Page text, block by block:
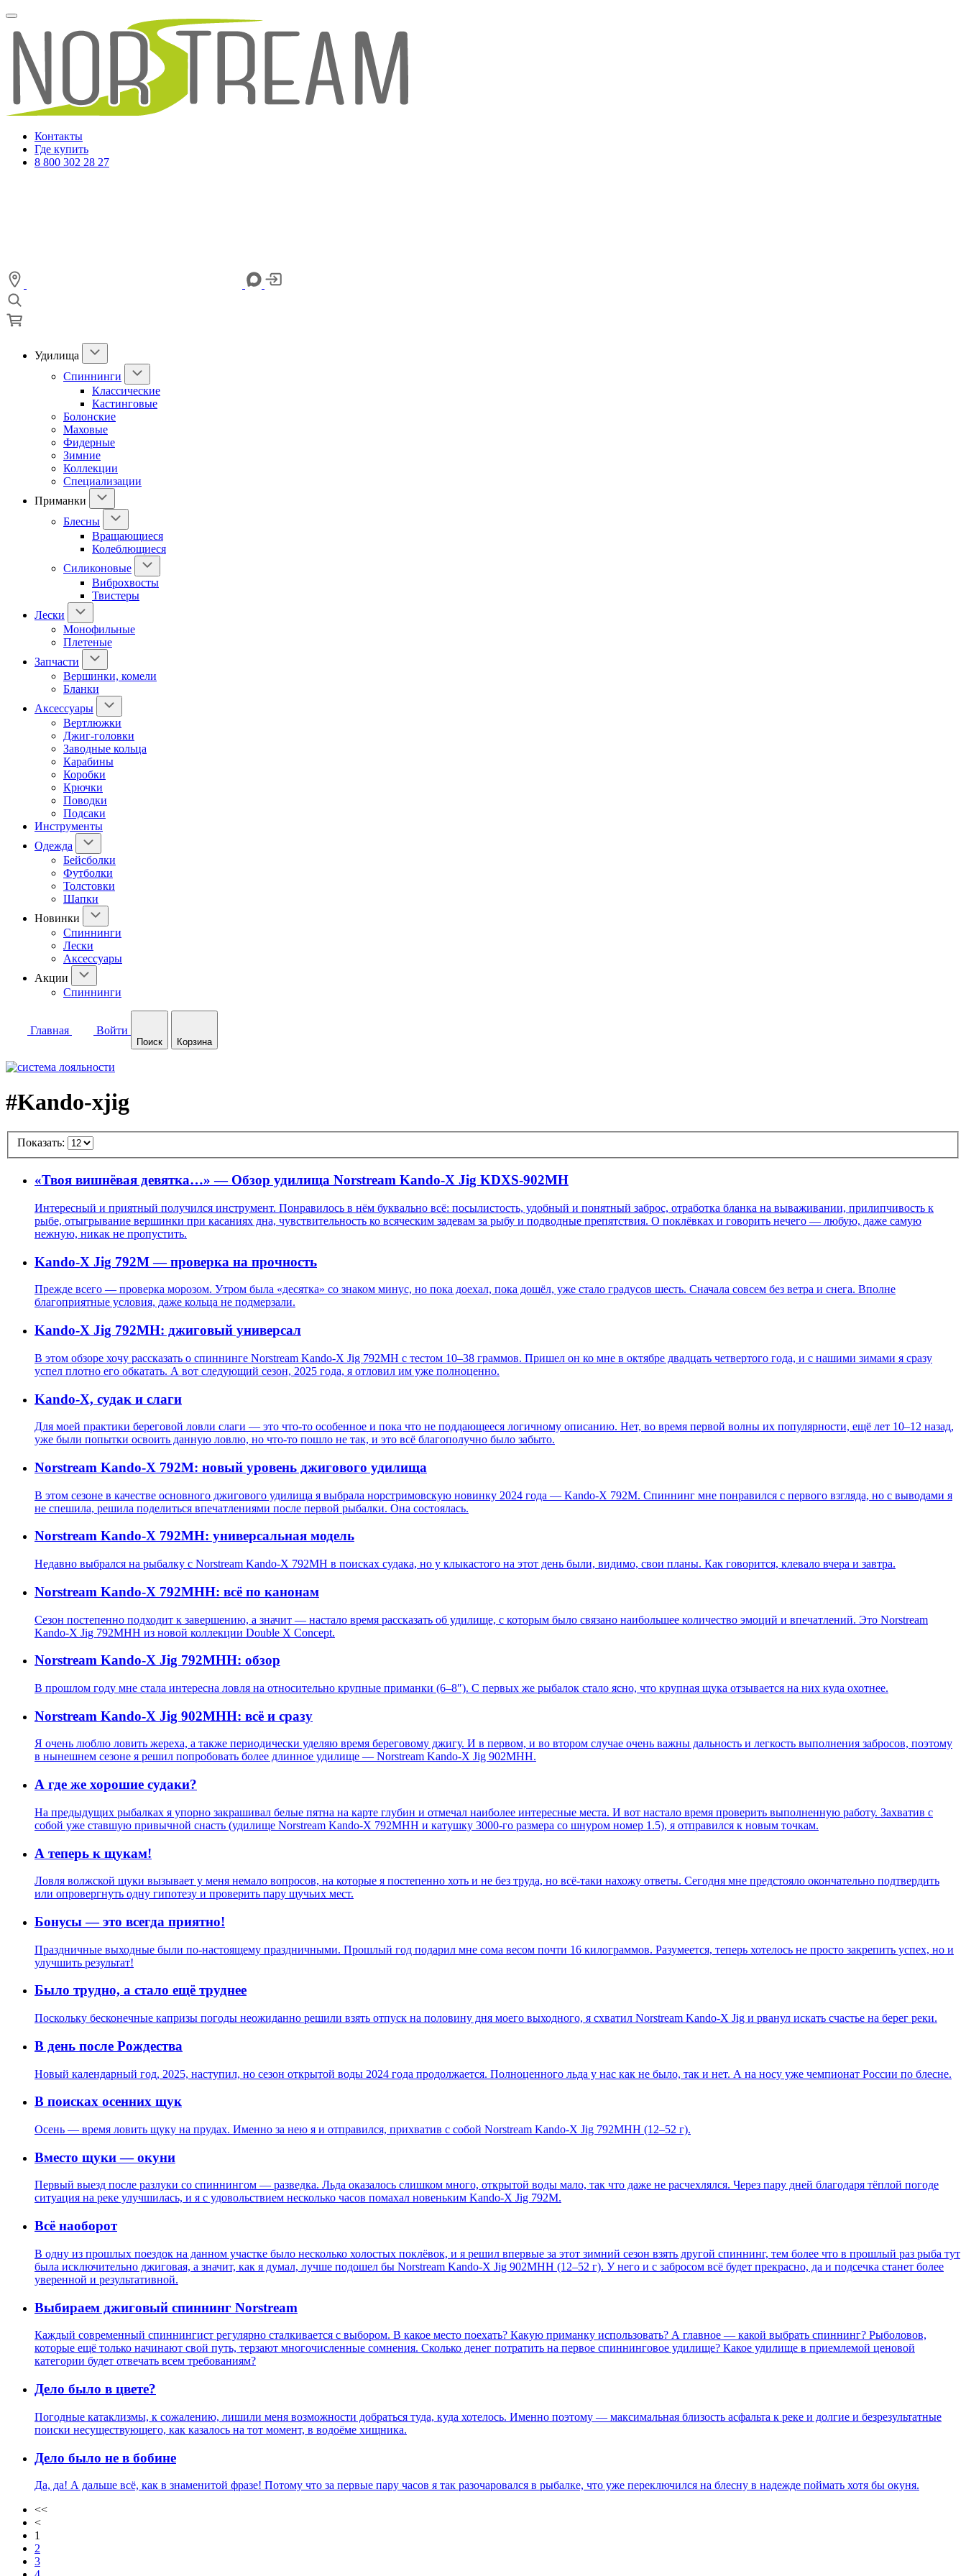
Контакты
Где купить
8 800 302 28 27
Удилища
Спиннинги
Классические
Кастинговые
Болонские
Маховые
Фидерные
Зимние
Коллекции
Специализации
Приманки
Блесны
Вращающиеся
Колеблющиеся
Силиконовые
Виброхвосты
Твистеры
Лески
Монофильные
Плетеные
Запчасти
Вершинки, комели
Бланки
Аксессуары
Вертлюжки
Джиг-головки
Заводные кольца
Карабины
Коробки
Крючки
Поводки
Подсаки
Инструменты
Одежда
Бейсболки
Футболки
Толстовки
Шапки
Новинки
Спиннинги
Лески
Аксессуары
Акции
Спиннинги
Главная Войти
Поиск Корзина
#Kando-xjig
Показать:
«Твоя вишнёвая девятка…» — Обзор удилища Norstream Kando-X Jig KDXS-902MH
Интересный и приятный получился инструмент. Понравилось в нём буквально всё: посылистость, удобный и понятный заброс, отработка бланка на вываживании, прилипчивость к
рыбе, отыгрывание вершинки при касаниях дна, чувствительность ко всяческим задевам за рыбу и подводные препятствия. О поклёвках и говорить нечего — любую, даже самую
нежную, никак не пропустить.
Kando-X Jig 792M — проверка на прочность
Прежде всего — проверка морозом. Утром была «десятка» со знаком минус, но пока доехал, пока дошёл, уже стало градусов шесть. Сначала совсем без ветра и снега. Вполне
благоприятные условия, даже кольца не подмерзали.
Kando-X Jig 792MH: джиговый универсал
В этом обзоре хочу рассказать о спиннинге Norstream Kando-X Jig 792MH с тестом 10–38 граммов. Пришел он ко мне в октябре двадцать четвертого года, и с нашими зимами я сразу
успел плотно его обкатать. А вот следующий сезон, 2025 года, я отловил им уже полноценно.
Kando-X, судак и слаги
Для моей практики береговой ловли слаги — это что-то особенное и пока что не поддающееся логичному описанию. Нет, во время первой волны их популярности, ещё лет 10–12 назад,
уже были попытки освоить данную ловлю, но что-то пошло не так, и это всё благополучно было забыто.
Norstream Kando-X 792M: новый уровень джигового удилища
В этом сезоне в качестве основного джигового удилища я выбрала норстримовскую новинку 2024 года — Kando-X 792М. Спиннинг мне понравился с первого взгляда, но с выводами я
не спешила, решила поделиться впечатлениями после первой рыбалки. Она состоялась.
Norstream Kando-X 792MH: универсальная модель
Недавно выбрался на рыбалку с Norstream Kando-X 792MH в поисках судака, но у клыкастого на этот день были, видимо, свои планы. Как говорится, клевало вчера и завтра.
Norstream Kando-X 792MHH: всё по канонам
Сезон постепенно подходит к завершению, а значит — настало время рассказать об удилище, с которым было связано наибольшее количество эмоций и впечатлений. Это Norstream
Kando-X Jig 792MHH из новой коллекции Double X Concept.
Norstream Kando-X Jig 792MHH: обзор
В прошлом году мне стала интересна ловля на относительно крупные приманки (6–8″). С первых же рыбалок стало ясно, что крупная щука отзывается на них куда охотнее.
Norstream Kando-X Jig 902MHH: всё и сразу
Я очень люблю ловить жереха, а также периодически уделяю время береговому джигу. И в первом, и во втором случае очень важны дальность и легкость выполнения забросов, поэтому
в нынешнем сезоне я решил попробовать более длинное удилище — Norstream Kando-X Jig 902MHH.
А где же хорошие судаки?
На предыдущих рыбалках я упорно закрашивал белые пятна на карте глубин и отмечал наиболее интересные места. И вот настало время проверить выполненную работу. Захватив с
собой уже ставшую привычной снасть (удилище Norstream Kando-X 792MHH и катушку 3000-го размера со шнуром номер 1.5), я отправился к новым точкам.
А теперь к щукам!
Ловля волжской щуки вызывает у меня немало вопросов, на которые я постепенно хоть и не без труда, но всё-таки нахожу ответы. Сегодня мне предстояло окончательно подтвердить
или опровергнуть одну гипотезу и проверить пару щучьих мест.
Бонусы — это всегда приятно!
Праздничные выходные были по-настоящему праздничными. Прошлый год подарил мне сома весом почти 16 килограммов. Разумеется, теперь хотелось не просто закрепить успех, но и
улучшить результат!
Было трудно, а стало ещё труднее
Поскольку бесконечные капризы погоды неожиданно решили взять отпуск на половину дня моего выходного, я схватил Norstream Kando-X Jig и рванул искать счастье на берег реки.
В день после Рождества
Новый календарный год, 2025, наступил, но сезон открытой воды 2024 года продолжается. Полноценного льда у нас как не было, так и нет. А на носу уже чемпионат России по блесне.
В поисках осенних щук
Осень — время ловить щуку на прудах. Именно за нею я и отправился, прихватив с собой Norstream Kando-X Jig 792MHH (12–52 г).
Вместо щуки — окуни
Первый выезд после разлуки со спиннингом — разведка. Льда оказалось слишком много, открытой воды мало, так что даже не расчехлялся. Через пару дней благодаря тёплой погоде
ситуация на реке улучшилась, и я с удовольствием несколько часов помахал новеньким Kando-X Jig 792M.
Всё наоборот
В одну из прошлых поездок на данном участке было несколько холостых поклёвок, и я решил впервые за этот зимний сезон взять другой спиннинг, тем более что в прошлый раз рыба тут
была исключительно джиговая, а значит, как я думал, лучше подошел бы Norstream Kando-X Jig 902MHH (12–52 г). У него и с забросом всё будет прекрасно, да и подсечка станет более
уверенной и результативной.
Выбираем джиговый спиннинг Norstream
Каждый современный спиннингист регулярно сталкивается с выбором. В какое место поехать? Какую приманку использовать? А главное — какой выбрать спиннинг? Рыболовов,
которые ещё только начинают свой путь, терзают многочисленные сомнения. Сколько денег потратить на первое спиннинговое удилище? Какое удилище в приемлемой ценовой
категории будет отвечать всем требованиям?
Дело было в цвете?
Погодные катаклизмы, к сожалению, лишили меня возможности добраться туда, куда хотелось. Именно поэтому — максимальная близость асфальта к реке и долгие и безрезультатные
поиски несуществующего, как казалось на тот момент, в водоёме хищника.
Дело было не в бобине
Да, да! А дальше всё, как в знаменитой фразе! Потому что за первые пару часов я так разочаровался в рыбалке, что уже переключился на блесну в надежде поймать хотя бы окуня.
<<
<
1
2
3